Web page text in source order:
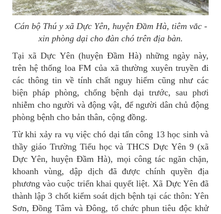
Cán bộ Thú y xã Dực Yên, huyện Đầm Hà, tiêm vắc -
xin phòng dại cho đàn chó trên địa bàn.
Tại xã Dực Yên (huyện Đầm Hà) những ngày này,
trên hệ thống loa FM của xã thường xuyên truyền đi
các thông tin về tính chất nguy hiểm cũng như các
biện pháp phòng, chống bệnh dại trước, sau phơi
nhiễm cho người và động vật, để người dân chủ động
phòng bệnh cho bản thân, cộng đồng.
Từ khi xảy ra vụ việc chó dại tấn công 13 học sinh và
thầy giáo Trường Tiểu học và THCS Dực Yên 9 (xã
Dực Yên, huyện Đầm Hà), mọi công tác ngăn chặn,
khoanh vùng, dập dịch đã được chính quyền địa
phương vào cuộc triển khai quyết liệt. Xã Dực Yên đã
thành lập 3 chốt kiểm soát dịch bệnh tại các thôn: Yên
Sơn, Đồng Tâm và Đông, tổ chức phun tiêu độc khử